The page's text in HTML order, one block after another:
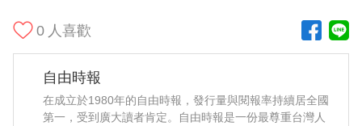
0 人喜歡
自由時報
在成立於1980年的自由時報，發行量與閱報率持續居全國
第一，受到廣大讀者肯定。自由時報是一份最尊重台灣人